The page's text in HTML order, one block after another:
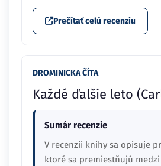
Prečítať celú recenziu
DROMINICKA ČÍTA
Každé ďalšie leto
Sumár recenzie
V recenzii knihy sa opisuje
ktoré sa premiestňujú